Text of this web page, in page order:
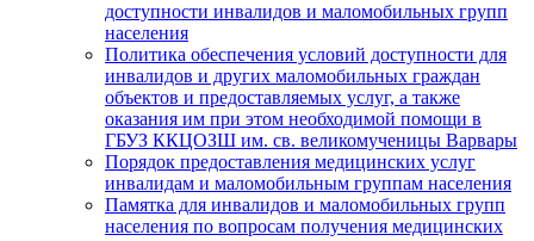
доступности инвалидов и маломобильных групп
населения
Политика обеспечения условий доступности для
инвалидов и других маломобильных граждан
объектов и предоставляемых услуг, а также
оказания им при этом необходимой помощи в
ГБУЗ ККЦОЗШ им. св. великомученицы Варвары
Порядок предоставления медицинских услуг
инвалидам и маломобильным группам населения
Памятка для инвалидов и маломобильных групп
населения по вопросам получения медицинских